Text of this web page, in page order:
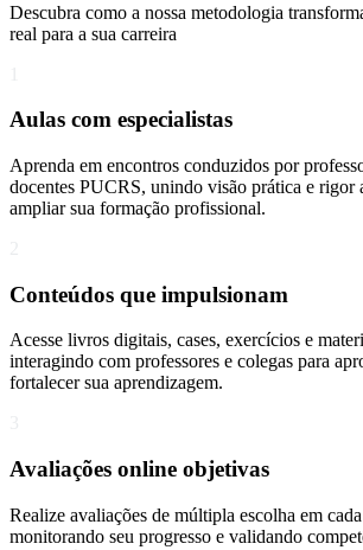
Descubra como a nossa metodologia
real para a sua carreira​
Aulas com especialistas
Aprenda em encontros conduzidos por
docentes PUCRS, unindo visão prática e rigor
ampliar sua formação profissional.
Conteúdos que impulsionam
Acesse livros digitais, cases, exercícios e
interagindo com professores e colegas para
fortalecer sua aprendizagem.
Avaliações online objetivas
Realize avaliações de múltipla escolha em
monitorando seu progresso e validando